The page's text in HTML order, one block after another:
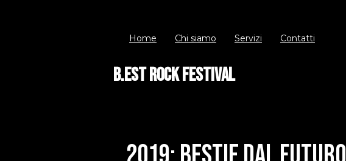
Home Chi siamo Servizi Contatti
B.EST Rock Festival